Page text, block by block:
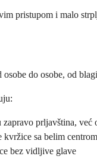
pristupom i malo
do osobe, od
prljavština, već
sa belim centrom
bez vidljive glave